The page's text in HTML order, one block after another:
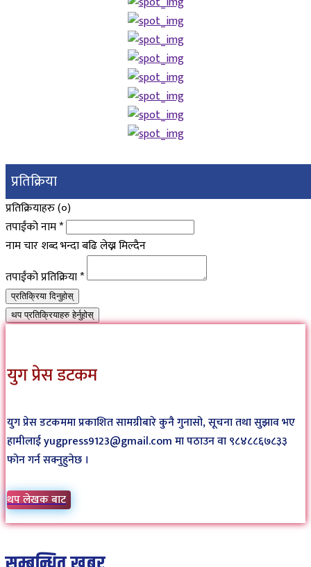
प्रतिक्रिया
प्रतिक्रियाहरु (०)
तपाईंको नाम*
नाम चार शब्द भन्दा बढि लेख्न मिल्दैन
तपाईंको प्रतिक्रिया*
प्रतिक्रिया दिनुहोस्
थप प्रतिक्रियाहरु हेर्नुहोस्
युग प्रेस डटकम
युग प्रेस डटकममा प्रकाशित सामग्रीबारे कुनै गुनासो, सूचना तथा सुझाव भए
हामीलाई yugpress9123@gmail.com मा पठाउन वा ९८४८८६७८३३
फोन गर्न सक्नुहुनेछ ।
थप लेखक बाट